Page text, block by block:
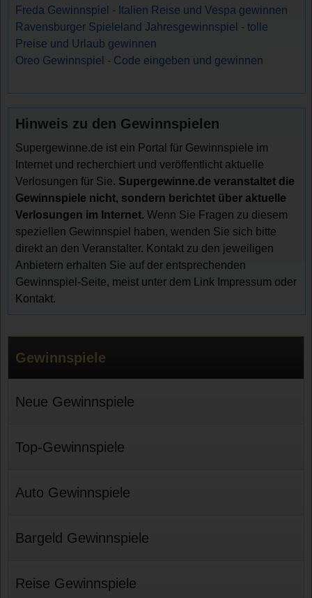
Freda Gewinnspiel - Italien Reise und Vespa gewinnen
Ravensburger Spieleland Jahresgewinnspiel - tolle
Preise und Urlaub gewinnen
Oreo Gewinnspiel - Code eingeben und gewinnen
Hinweis zu den Gewinnspielen
Supergewinne.de ist ein Portal für Gewinnspiele im
Internet und recherchiert und veröffentlicht aktuelle
Verlosungen für Sie. Supergewinne.de veranstaltet die
Gewinnspiele nicht, sondern berichtet über aktuelle
Verlosungen im Internet. Wenn Sie Fragen zu diesem
speziellen Gewinnspiel haben, wenden Sie sich bitte
direkt an den Veranstalter. Kontakt zu den jeweiligen
Anbietern erhalten Sie auf der entsprechenden
Gewinnspiel-Seite, meist unter dem Link Impressum oder
Kontakt.
Gewinnspiele
Neue Gewinnspiele
Top-Gewinnspiele
Auto Gewinnspiele
Bargeld Gewinnspiele
Reise Gewinnspiele